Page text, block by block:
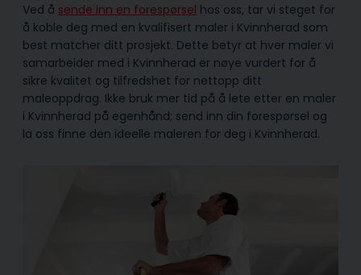
Ved å sende inn en forespørsel hos oss, tar vi steget for
å koble deg med en kvalifisert maler i Kvinnherad som
best matcher ditt prosjekt. Dette betyr at hver maler vi
samarbeider med i Kvinnherad er nøye vurdert for å
sikre kvalitet og tilfredshet for nettopp ditt
maleoppdrag. Ikke bruk mer tid på å lete etter en maler
i Kvinnherad på egenhånd; send inn din forespørsel og
la oss finne den ideelle maleren for deg i Kvinnherad.